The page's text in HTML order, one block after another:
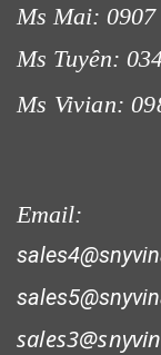
Ms Mai: 0907
Ms Tuyên:
Ms Vivian:
Email: